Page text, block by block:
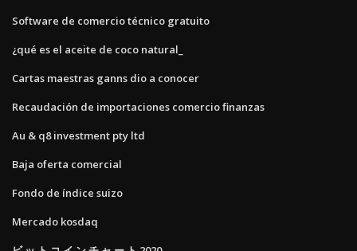
Software de comercio técnico gratuito
¿qué es el aceite de coco natural_
Cartas maestras ganns dio a conocer
Recaudación de importaciones comercio finanzas
Au & q8 investment pty ltd
Baja oferta comercial
Fondo de índice suizo
Mercado kosdaq